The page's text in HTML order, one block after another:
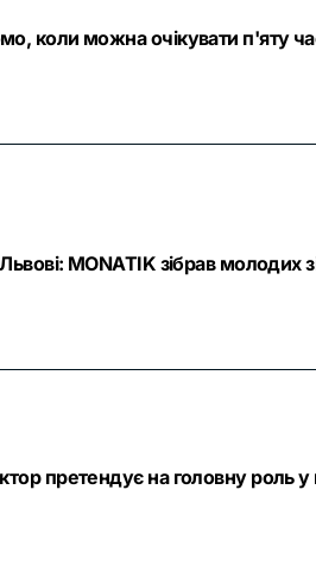
коли можна очікувати п'яту
MONATIK зібрав молодих
претендує на головну роль